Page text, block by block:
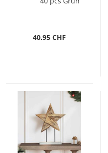
40.95 CHF